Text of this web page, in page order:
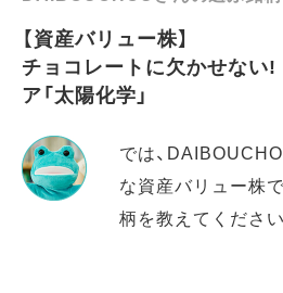
【資産バリュー株】
チョコレートに欠かせな
ア「太陽化学」
では、
な資産バリュー株
柄を教えてください